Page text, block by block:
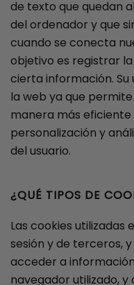
de texto que quedan
del ordenador y que
cuando se conecta
objetivo es registrar
cierta información.
la web ya que
manera más
personalización y
del usuario.
¿QUÉ TIPOS DE
Las cookies utilizadas
sesión y de terceros,
acceder a
navegador utilizado,